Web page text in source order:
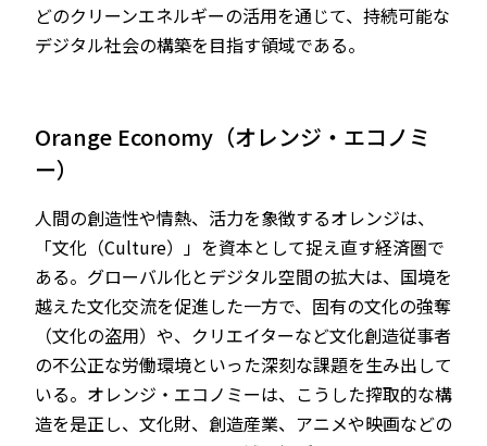
どのクリーンエネルギーの活用を通じて、持続可能な
デジタル社会の構築を目指す領域である。
Orange Economy（オレンジ・エコノミ
ー）
人間の創造性や情熱、活力を象徴するオレンジは、
「文化（Culture）」を資本として捉え直す経済圏で
ある。グローバル化とデジタル空間の拡大は、国境を
越えた文化交流を促進した一方で、固有の文化の強奪
（文化の盗用）や、クリエイターなど文化創造従事者
の不公正な労働環境といった深刻な課題を生み出して
いる。オレンジ・エコノミーは、こうした搾取的な構
造を是正し、文化財、創造産業、アニメや映画などの